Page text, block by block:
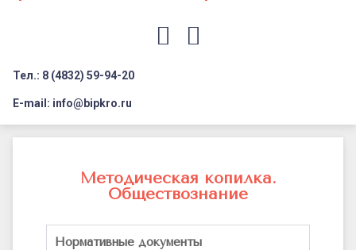
Профилактика дистанционных преступлений
Флагманы образования
Педагог-психолог
E-mail
Заголовок сайта → второстепенный
Тел.: 8 (4832) 59-94-20
E-mail: info@bipkro.ru
копилка.
Общестовознание
Методическая копилка.
Обществознание
Нормативные документы